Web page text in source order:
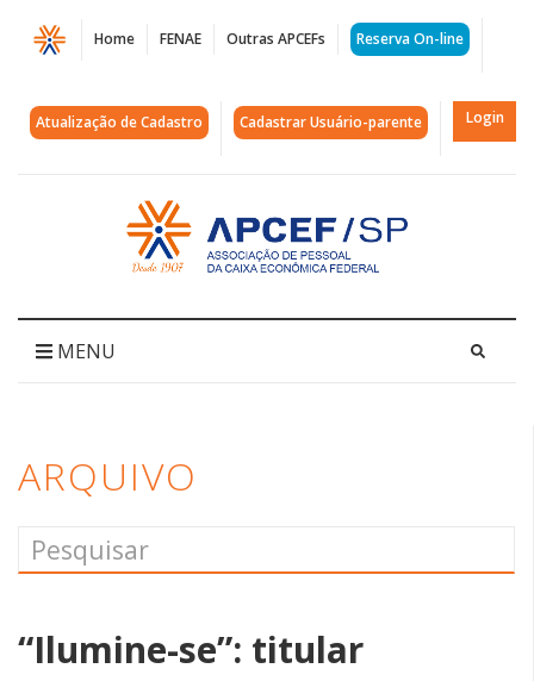
Página
Arquivos
hotel
APCEF/SP
Home FENAE Outras APCEFs Reserva On-line
Atualização de Cadastro Cadastrar Usuário-parente Login
Acessar
página
inicial
MENU
ARQUIVO
“Ilumine-se”: titular